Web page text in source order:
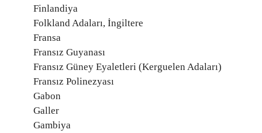
Finlandiya
Folkland Adaları, İngiltere
Fransa
Fransız Guyanası
Fransız Güney Eyaletleri (Kerguelen Adaları)
Fransız Polinezyası
Gabon
Galler
Gambiya